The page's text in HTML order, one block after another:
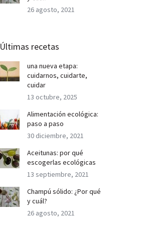
26 agosto, 2021
Últimas recetas
una nueva etapa:
cuidarnos, cuidarte,
cuidar
13 octubre, 2025
Alimentación ecológica:
paso a paso
30 diciembre, 2021
Aceitunas: por qué
escogerlas ecológicas
13 septiembre, 2021
Champú sólido: ¿Por qué
y cuál?
26 agosto, 2021